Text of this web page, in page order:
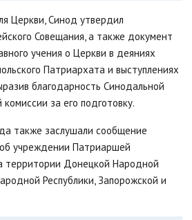
Церкви, Синод утвердил
Совещания, а также документ
учения о Церкви в деяниях
Патриархата и выступлениях
благодарность Синодальной
за его подготовку.
также заслушали сообщение
учреждении Патриаршей
территории Донецкой Народной
Республики, Запорожской и